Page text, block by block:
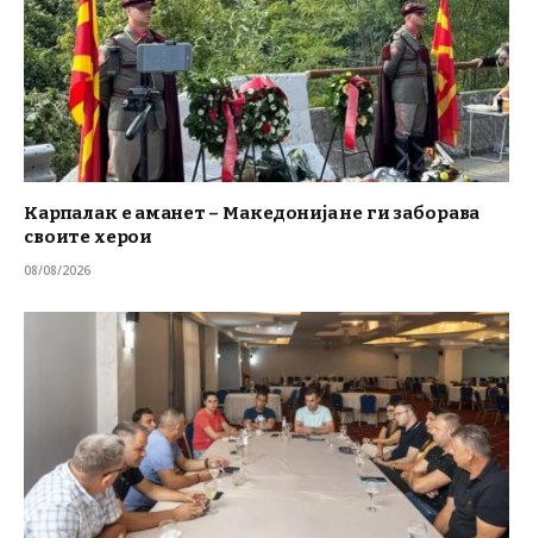
Карпалак е аманет – Македонија не ги заборава
своите херои
08/08/2026